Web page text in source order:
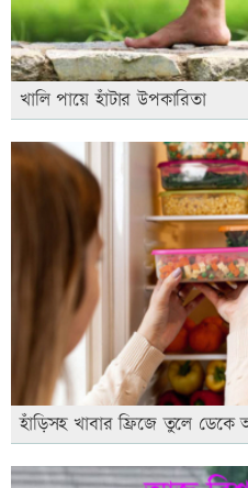
খালি পায়ে হাঁটার উপকারিতা
হাঁড়িসহ খাবার ফ্রিজে তুলে